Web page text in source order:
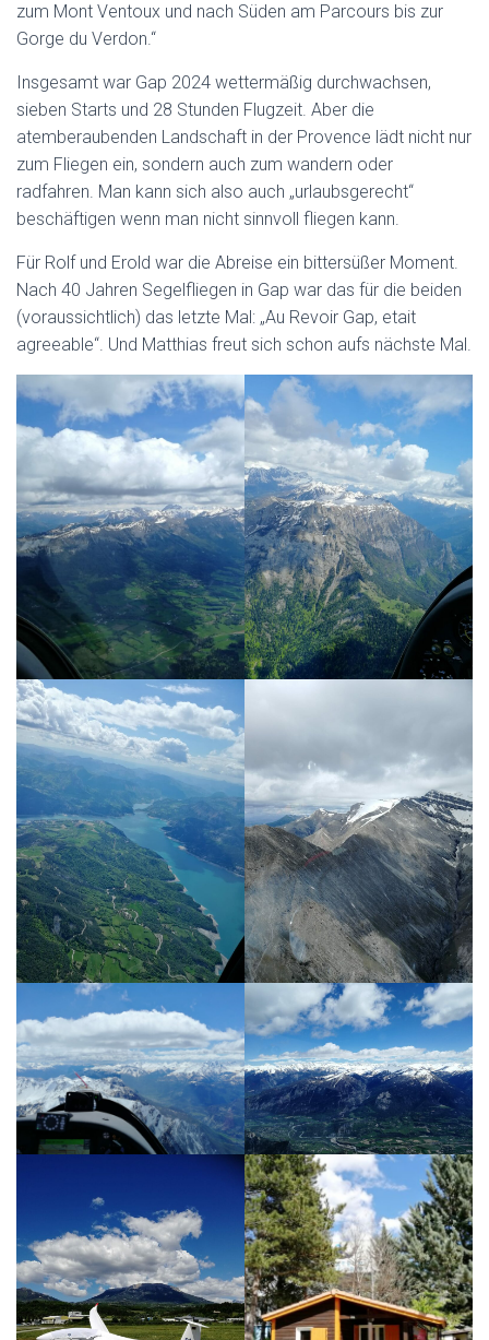
zum Mont Ventoux und nach Süden am Parcours bis zur
Gorge du Verdon.“
Insgesamt war Gap 2024 wettermäßig durchwachsen,
sieben Starts und 28 Stunden Flugzeit. Aber die
atemberaubenden Landschaft in der Provence lädt nicht nur
zum Fliegen ein, sondern auch zum wandern oder
radfahren. Man kann sich also auch „urlaubsgerecht“
beschäftigen wenn man nicht sinnvoll fliegen kann.
Für Rolf und Erold war die Abreise ein bittersüßer Moment.
Nach 40 Jahren Segelfliegen in Gap war das für die beiden
(voraussichtlich) das letzte Mal: „Au Revoir Gap, etait
agreeable“. Und Matthias freut sich schon aufs nächste Mal.